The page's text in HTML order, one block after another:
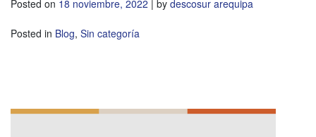
Posted on 18 noviembre, 2022 | by descosur arequipa
Posted in Blog, Sin categoría